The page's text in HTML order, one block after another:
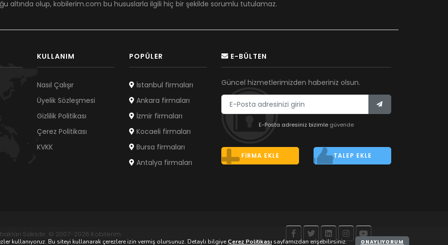
altında olup, kobilerim.com bu hususlarla ilgili hiç bir şekilde sorumlu tutulamaz.
KULLANIM
Nasıl Çalışır
Üyelik Sözleşmesi
Gizlilik Politikası
Çerez Politikası
KVKK
POPÜLER
İstanbul firmaları
Ankara firmaları
İzmir firmaları
Kocaeli firmaları
Bursa firmaları
Antalya firmaları
E-BÜLTEN
Güncel hizmetlerimizden haberiniz olsun.
E-Posta adresiniz bizimle güvende
FIRMA EKLE TALEP EKLE
Saklıdır. © 2007-2026 Kobilerim
kullanıyoruz. Bu siteyi kullanarak çerezlere izin vermiş olursunuz. Detaylı bilgiye Çerez Politikası sayfamızdan erişebilirsiniz. ONAYLIYORUM